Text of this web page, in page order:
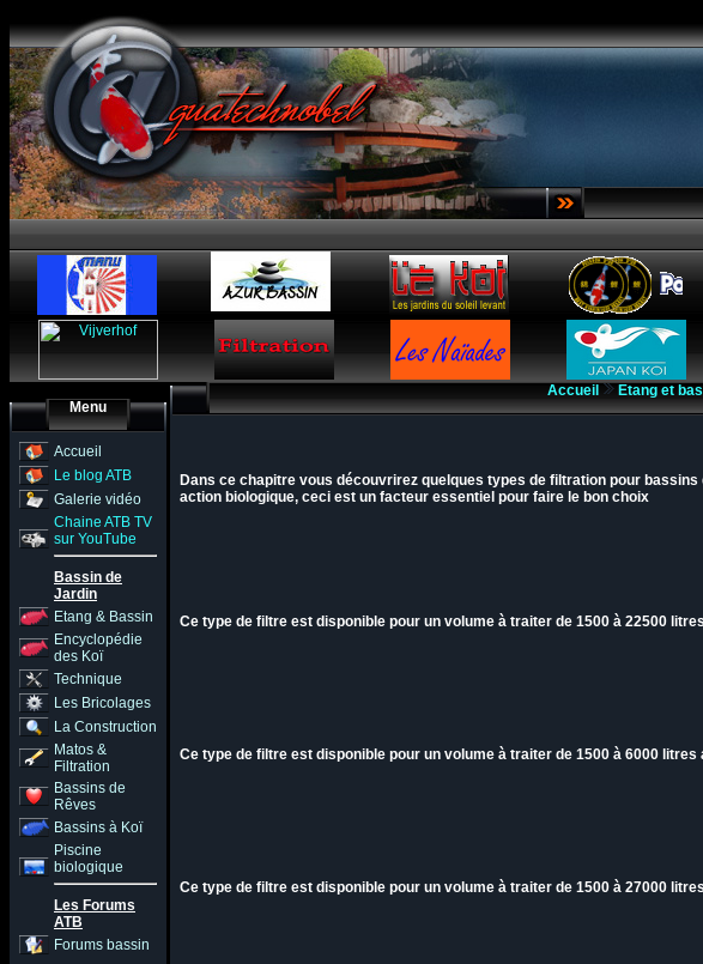
Menu
Accueil
Le blog ATB
Galerie vidéo
Chaine ATB TV
sur YouTube
Bassin de
Jardin
Etang & Bassin
Encyclopédie
des Koï
Technique
Les Bricolages
La Construction
Matos &
Filtration
Bassins de
Rêves
Bassins à Koï
Piscine
biologique
Les Forums
ATB
Forums bassin
Accueil Etang et
Dans ce chapitre vous découvrirez quelques types de filtration pour
action biologique, ceci est un facteur essentiel pour faire le bon choix
Ce type de filtre est disponible pour un volume à traiter de 1500 à 22500
Ce type de filtre est disponible pour un volume à traiter de 1500 à 6000 litres
Ce type de filtre est disponible pour un volume à traiter de 1500 à 27000